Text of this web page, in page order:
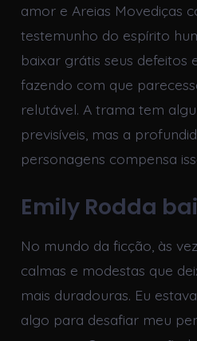
amor e Areias Movediças
testemunho do espírito
baixar grátis seus defeitos
fazendo com que
relutável. A trama tem
previsíveis, mas a
personagens compensa
Emily Rodda
No mundo da ficção, às
calmas e modestas que
mais duradouras. Eu
algo para desafiar meu